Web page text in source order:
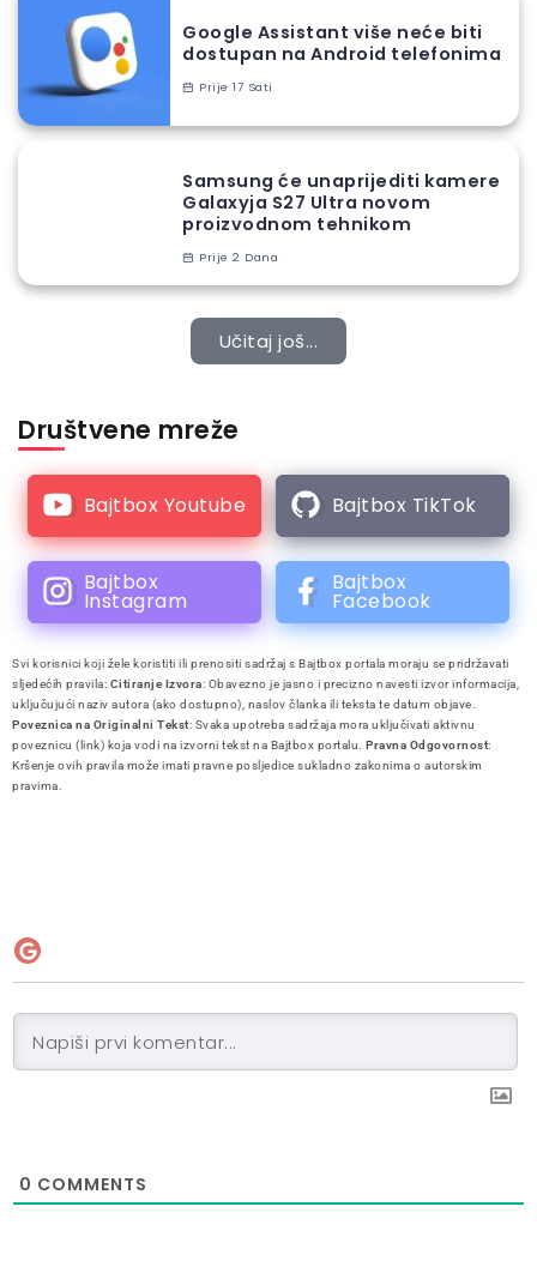
Google Assistant više neće biti
dostupan na Android telefonima
Prije 17 Sati
Samsung će unaprijediti kamere
Galaxyja S27 Ultra novom
proizvodnom tehnikom
Prije 2 Dana
Učitaj još...
Društvene mreže
Bajtbox Youtube Bajtbox TikTok
Bajtbox
Instagram
Bajtbox
Facebook
Svi korisnici koji žele koristiti ili prenositi sadržaj s Bajtbox portala moraju se pridržavati
sljedećih pravila: Citiranje Izvora: Obavezno je jasno i precizno navesti izvor informacija,
uključujući naziv autora (ako dostupno), naslov članka ili teksta te datum objave.
Poveznica na Originalni Tekst: Svaka upotreba sadržaja mora uključivati aktivnu
poveznicu (link) koja vodi na izvorni tekst na Bajtbox portalu. Pravna Odgovornost:
Kršenje ovih pravila može imati pravne posljedice sukladno zakonima o autorskim
pravima.
0 COMMENTS